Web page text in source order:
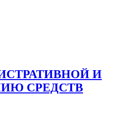
И
СРЕДСТВ